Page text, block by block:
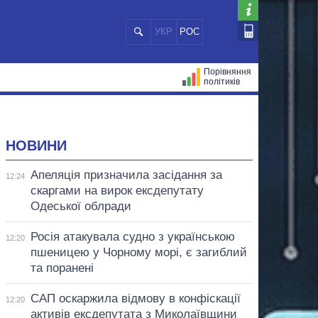
УКР РОС
Порівняння
політиків
НОВИНИ
12:24
Апеляція призначила засідання за
скаргами на вирок ексдепутату
Одеської облради
12:20
Росія атакувала судно з українською
пшеницею у Чорному морі, є загиблий
та поранені
12:20
САП оскаржила відмову в конфіскації
активів ексдепутата з Миколаївщини